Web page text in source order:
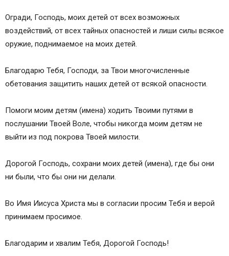
Защитная молитва Матроне Московской за
детей от порчи и сглаза
Защитная молитва Николаю Чудотворцу за
Защитная молитва святому Киприану за детей
от порчи и сглаза
Молитва о защите сына от тюрьмы Николаю
Чудотворцу
Молитва матери за дочь Господу
Молитва матери о детях
Материнская молитва к Богу
Сильная молитва о детях
Молитва о детях I
Молитва о детях III
Огради, Господь, моих детей от всех возможных
воздействий, от всех тайных опасностей и лиши силы всякое
оружие, поднимаемое на моих детей.
Благодарю Тебя, Господи, за Твои многочисленные
обетования защитить наших детей от всякой опасности.
Помоги моим детям (имена) ходить Твоими путями в
послушании Твоей Воле, чтобы никогда моим детям не
выйти из под покрова Твоей милости.
Дорогой Господь, сохрани моих детей (имена), где бы они
ни были, что бы они ни делали.
Во Имя Иисуса Христа мы в согласии просим Тебя и верой
принимаем просимое.
Благодарим и хвалим Тебя, Дорогой Господь!